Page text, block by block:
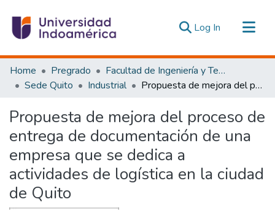
Log In (current)
Communities & Collections
All of DSpace
Estadísticas Externas
Home Pregrado
Facultad de Ingeniería y Tecnologías de la Información y la Comunicación
Sede Quito
Industrial Propuesta de mejora del proceso de entrega de documentación de una empresa que se dedica a actividades de logística en la ciudad de Quito
Propuesta de mejora del proceso de
entrega de documentación de una
empresa que se dedica a
actividades de logística en la ciudad
de Quito